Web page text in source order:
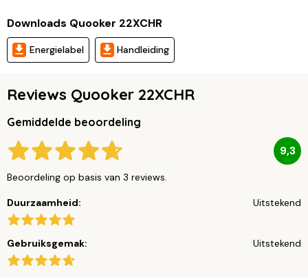
Downloads Quooker 22XCHR
Energielabel Handleiding
Reviews Quooker 22XCHR
Gemiddelde beoordeling
9,3
Beoordeling op basis van 3 reviews.
Duurzaamheid: Uitstekend
Gebruiksgemak: Uitstekend